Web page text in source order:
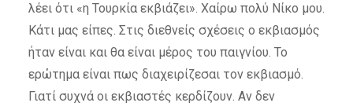
λέει ότι «η Τουρκία εκβιάζει». Χαίρω πολύ Νίκο μου.
Κάτι μας είπες. Στις διεθνείς σχέσεις ο εκβιασμός
ήταν είναι και θα είναι μέρος του παιγνίου. Το
ερώτημα είναι πως διαχειρίζεσαι τον εκβιασμό.
Γιατί συχνά οι εκβιαστές κερδίζουν. Αν δεν